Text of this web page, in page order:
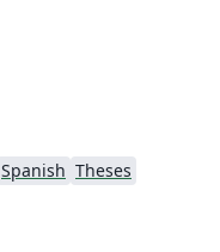
Spanish Theses